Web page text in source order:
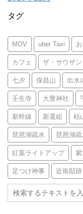
タグ
MOV uber Taxi
カフェ ザ・サウザ
七夕 保昌山 出水
壬生寺 大豊神社
新幹線 新選組 枯
琵琶湖疏水 琵琶湖
紅葉ライトアップ 紫
足つけ神事 近衞邸跡